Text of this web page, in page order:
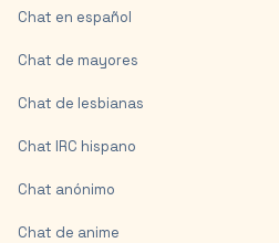
Chat en español
Chat de mayores
Chat de lesbianas
Chat IRC hispano
Chat anónimo
Chat de anime